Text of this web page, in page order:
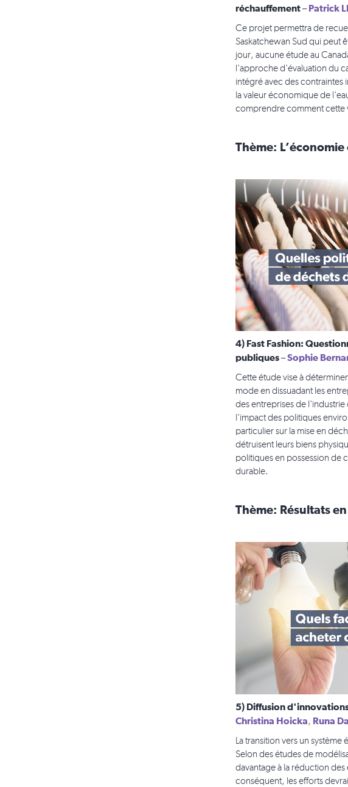
réchauffement–Patrick
Ce projet permettra de
Saskatchewan Sud qui peut
jour, aucune étude au
l'approche d'évaluation du
intégré avec des contraintes
la valeur économique de
comprendre comment cette
Thème:
4) Fast Fashion:
publiques–Sophie
Cette étude vise à
mode en dissuadant les
des entreprises de
l'impact des politiques
particulier sur la mise en
détruisent leurs biens
politiques en possession de
durable.
Thème: Résultats
5) Diffusion
Christina Hoicka, Runa
La transition vers un
Selon des études de
davantage à la réduction
conséquent, les efforts